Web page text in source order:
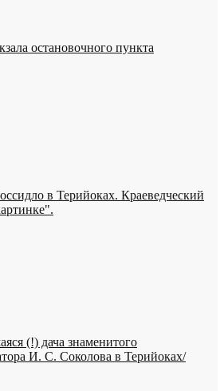
остановочного пункта
в Терийоках. Краеведческий
(!) дача знаменитого
И. С. Соколова в Терийоках/